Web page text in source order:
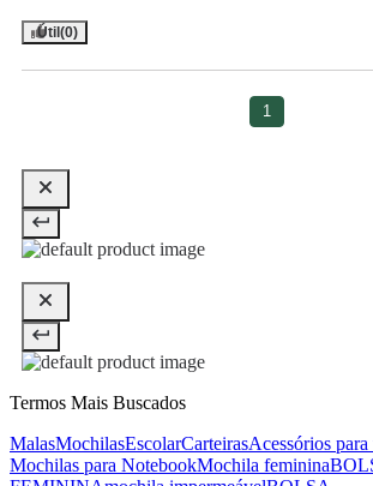
Útil(0)
1
Termos Mais Buscados
MalasMochilasEscolarCarteirasAcessórios
Mochilas para NotebookMochila feminina